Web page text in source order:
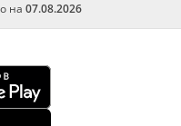
на 07.08.2026